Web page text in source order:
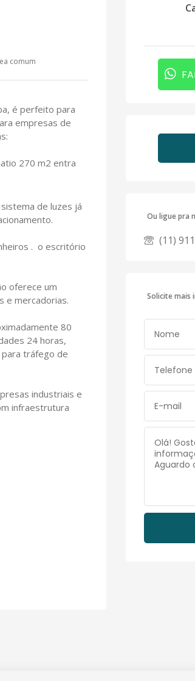
comum
é perfeito para
empresas de
270 m2 entra
de luzes já
. o escritório
oferece um
e mercadorias.
80
24 horas,
para tráfego de
industriais e
infraestrutura
Ou ligue pra
(11)
Solicite mais